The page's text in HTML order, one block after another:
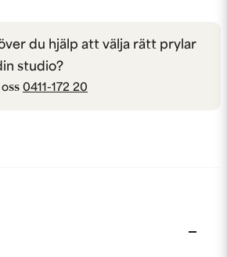
du hjälp att välja rätt prylar
studio?
0411-172 20